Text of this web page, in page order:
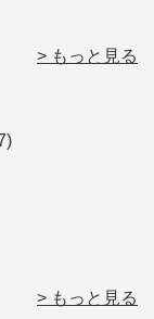
> もっと見る
> もっと見る